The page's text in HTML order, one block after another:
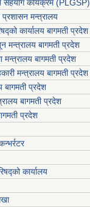
सहयाेग कार्यक्रम (PLGSP)
प्रशासन मन्त्रालय
कार्यालय बागमती प्रदेश
मन्त्रालय बागमती प्रदेश
मन्त्रालय बागमती प्रदेश
मन्त्रालय बागमती प्रदेश
बागमती प्रदेश
बागमती प्रदेश
प्रदेश
कार्यालय